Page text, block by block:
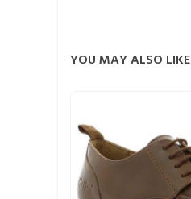
YOU MAY ALSO LIKE